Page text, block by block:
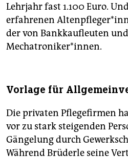
Lehrjahr fast 1.100 Euro.
erfahrenen
der von Bankkaufleuten und
Mechatroniker*innen.
Vorlage für
Die privaten Pflegefirmen
vor zu stark steigenden
Gängelung durch
Während Brüderle seine